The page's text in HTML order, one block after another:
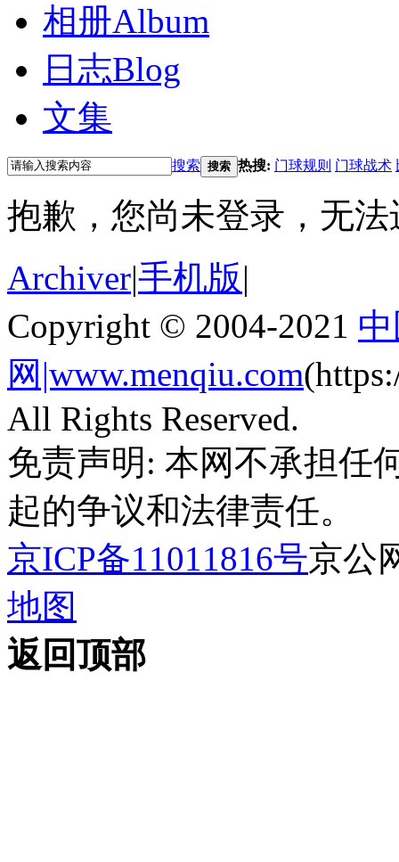
相册Album
日志Blog
文集
搜索 搜索 热搜: 门球规则 门球战术
抱歉，您尚未登录，无
Archiver|手机版|
Copyright © 2004-2021
网|www.menqiu.com
All Rights Reserved.
免责声明: 本网不承担任
起的争议和法律责任。
京ICP备11011816号京公
地图
返回顶部